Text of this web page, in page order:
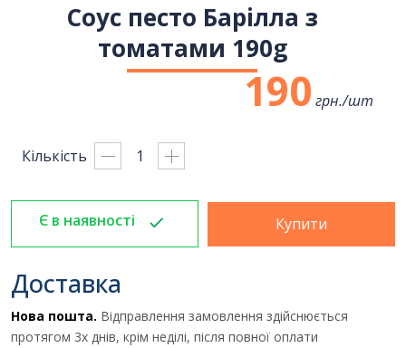
Соус песто Барілла з
томатами 190g
190 грн./шт
Кількість
Є в наявності Купити
Доставка
Нова пошта. Відправлення замовлення здійснюється
протягом 3х днів, крім неділі, після повної оплати